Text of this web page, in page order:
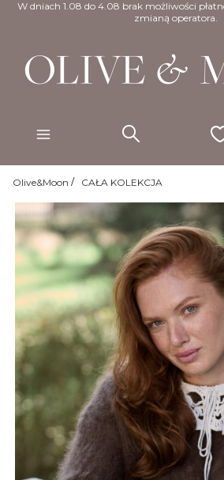
W dniach 1.08 do 4.08 brak możliwości
zmianą operatora.
Menu Szukaj
Olive&Moon CAŁA KOLEKCJA